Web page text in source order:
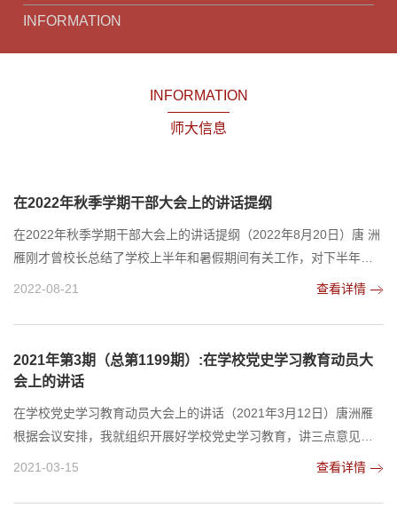
INFORMATION
INFORMATION
师大信息
在2022年秋季学期干部大会上的讲话提纲
在2022年秋季学期干部大会上的讲话提纲（2022年8月20日）唐 洲
雁刚才曾校长总结了学校上半年和暑假期间有关工作，对下半年工
作进行了全面部署和重点安排，提出了明确要求，我完全同意。希
任务目标高质量完成，推动学校事业发展稳步向前、再开新局。刚
刚过去的半年，既是充满风险考验的半年，也是负重前行、顽强拼
搏的半年。我们统筹新冠肺炎疫情防控和高质量发展，...
2022-08-21 查看详情
2021年第3期（总第1199期）:在学校党史学习教育动员大
会上的讲话
在学​校党史学习教育动员大会上的讲话（2021年3月12日）唐洲雁
根据会议安排，我就组织开展好学校党史学习教育，讲三点意见。
一、理解“为什么学”，进一步提高开展学习教育的思想自觉和行动自
开展这次学习教育的必要性和重要性，为我们开展好学习教育指明
2021-03-15 查看详情